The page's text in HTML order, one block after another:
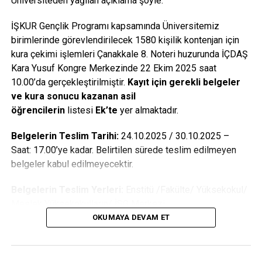
İLIŞKILI BAŞLIKLAR:
BIR SONRAKI
ÇOMÜ, DÜNYANIN EN İYİ İLK 1.000 ÜNİVERSİTESİ
ARASINDA
KAÇIRMAYIN
Yrd. Doç. Dr. Erkan Yersel: “Bin yıl yetecek Bor
yataklarına sahibiz”
İŞKUR Gençlik Programı kapsamında Üniversitemiz
birimlerinde görevlendirilecek 1580 kişilik kontenjan için
kura çekimi işlemleri Çanakkale 8. Noteri huzurunda İÇDAŞ
Kara Yusuf Kongre Merkezinde 22 Ekim 2025 saat
10.00’da gerçekleştirilmiştir. Kayıt için gerekli belgeler
ve kura sonucu kazanan asil
öğrencilerin listesi Ek’te yer almaktadır.
Belgelerin Teslim Tarihi: 24.10.2025 / 30.10.2025 –
Saat: 17.00’ye kadar. Belirtilen sürede teslim edilmeyen
belgeler kabul edilmeyecektir.
Asil Olarak Hak Kazanan Öğrencilerimizden İstenen
Belgeler:
OKUMAYA DEVAM ET